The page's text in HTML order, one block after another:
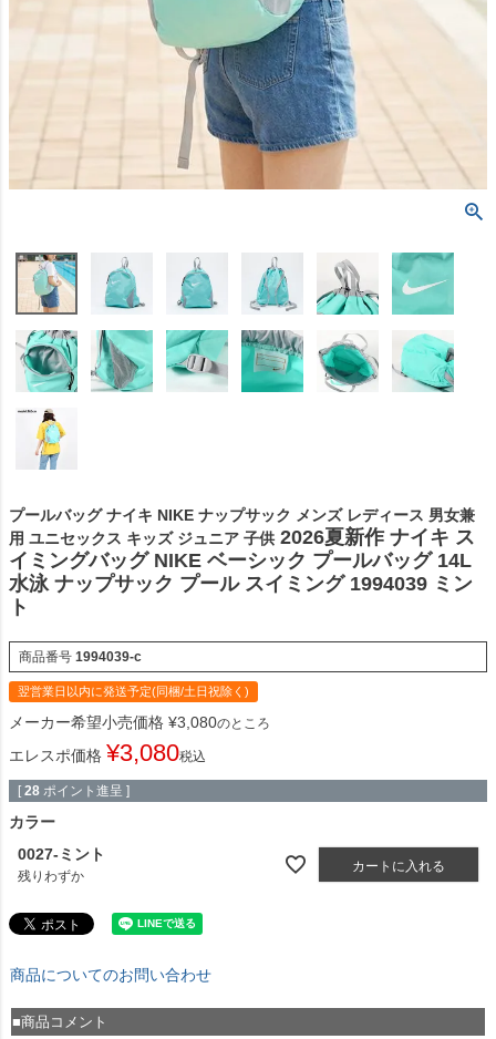
プールバッグ ナイキ NIKE ナップサック メンズ レディース 男女兼
用 ユニセックス キッズ ジュニア 子供 2026夏新作 ナイキ ス
イミングバッグ NIKE ベーシック プールバッグ 14L
水泳 ナップサック プール スイミング 1994039 ミン
ト
商品番号 1994039-c
翌営業日以内に発送予定(同梱/土日祝除く)
メーカー希望小売価格 ¥3,080のところ
エレスポ価格 ¥3,080税込
[ 28 ポイント進呈 ]
カラー
0027-ミント
残りわずか
カートに入れる
商品についてのお問い合わせ
■商品コメント